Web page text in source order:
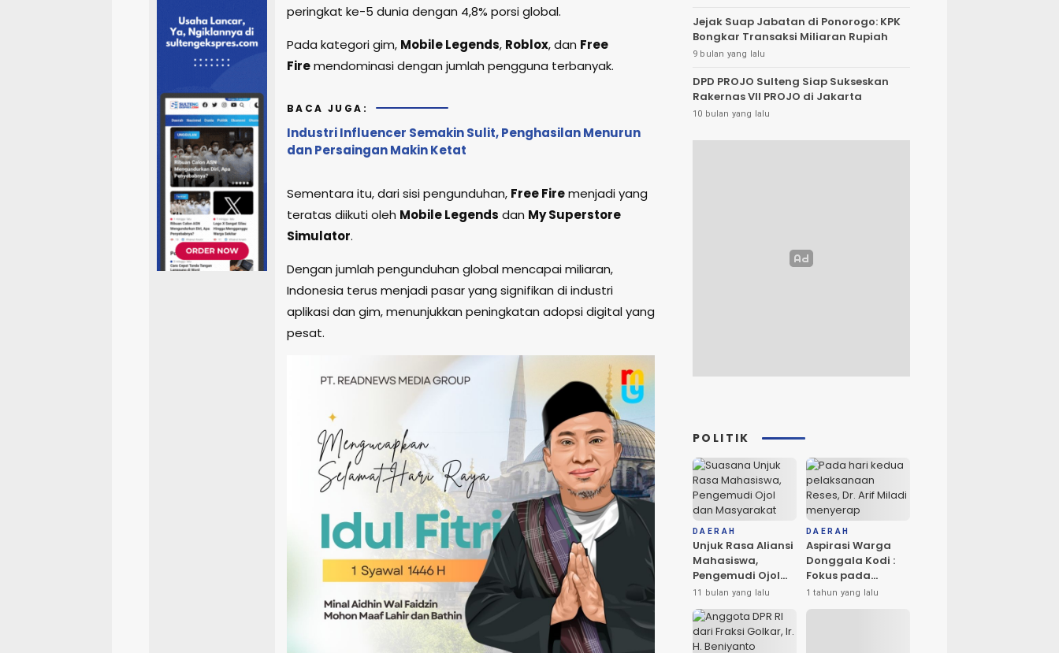
peringkat ke-5 dunia dengan 4,8% porsi global.
Pada kategori gim, Mobile Legends, Roblox, dan Free
Firemendominasi dengan jumlah pengguna terbanyak.
BACA JUGA:
Industri Influencer Semakin Sulit, Penghasilan Menurun
dan Persaingan Makin Ketat
Sementara itu, dari sisi pengunduhan, Free Firemenjadi yang
teratas diikuti oleh Mobile Legends dan My Superstore
Simulator.
Dengan jumlah pengunduhan global mencapai miliaran,
Indonesia terus menjadi pasar yang signifikan di industri
aplikasi dan gim, menunjukkan peningkatan adopsi digital yang
pesat.
Jejak Suap Jabatan di Ponorogo: KPK
Bongkar Transaksi Miliaran Rupiah
9 bulan yang lalu
DPD PROJO Sulteng Siap Sukseskan
Rakernas VII PROJO di Jakarta
10 bulan yang lalu
POLITIK
DAERAH
Unjuk Rasa Aliansi
Mahasiswa,
Pengemudi Ojol
dan Masyarakat
Berlangsung
Damai
11 bulan yang lalu
DAERAH
Aspirasi Warga
Donggala Kodi :
Fokus pada
Penerangan dan
1 tahun yang lalu